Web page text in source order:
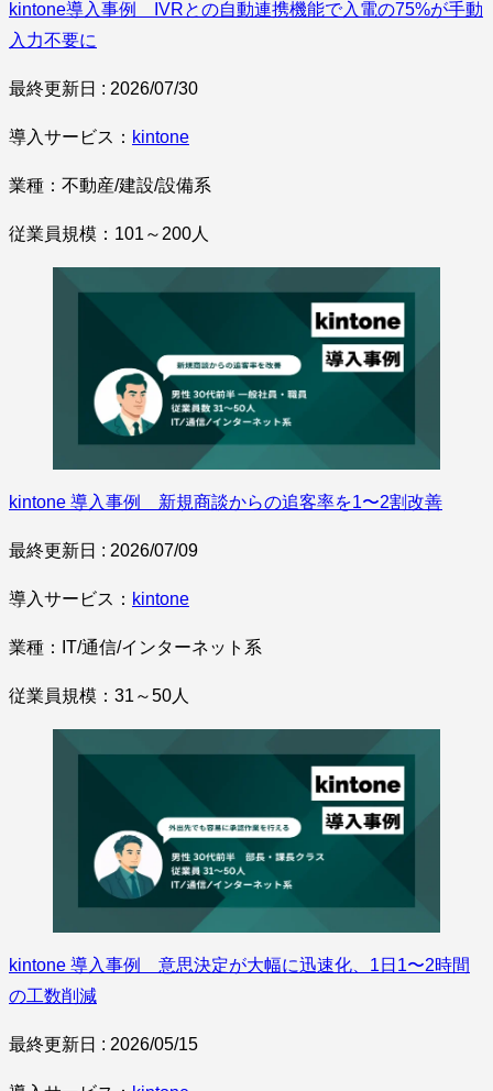
kintone導入事例 IVRとの自動連携機能で入電の75%が手動
入力不要に
最終更新日 : 2026/07/30
導入サービス： kintone
業種：不動産/建設/設備系
従業員規模：101～200人
kintone 導入事例 新規商談からの追客率を1〜2割改善
最終更新日 : 2026/07/09
導入サービス： kintone
業種：IT/通信/インターネット系
従業員規模：31～50人
kintone 導入事例 意思決定が大幅に迅速化、1日1〜2時間
の工数削減
最終更新日 : 2026/05/15